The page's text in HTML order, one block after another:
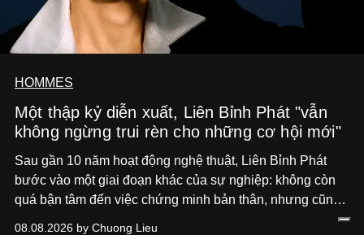
HOMMES
Một thập kỷ diễn xuất, Liên Bỉnh Phát "vẫn
không ngừng trui rèn cho những cơ hội mới"
Sau gần 10 năm hoạt động nghệ thuật, Liên Bỉnh Phát
bước vào một giai đoạn khác của sự nghiệp: không còn
quá bận tâm đến việc chứng minh bản thân, nhưng cũng
08.08.2026 by Chuong Lieu